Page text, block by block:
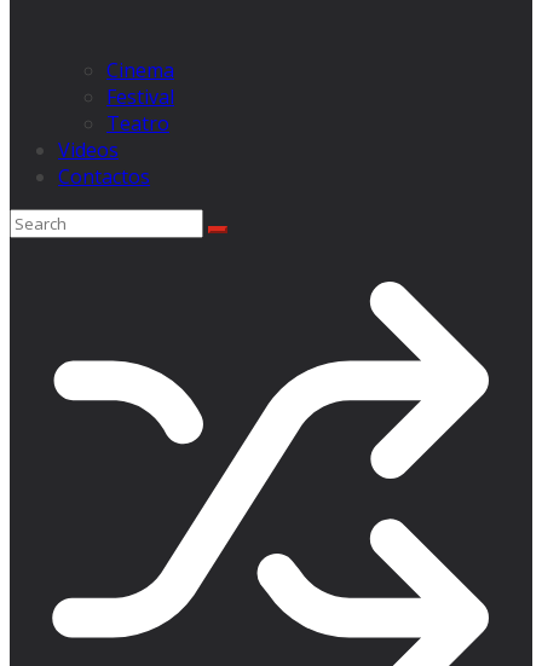
Cinema
Festival
Teatro
Videos
Contactos